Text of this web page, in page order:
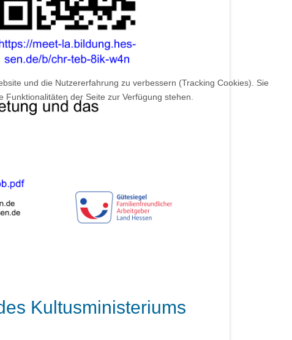
Kultusministeriums
und die Nutzererfahrung zu verbessern (Tracking Cookies). Sie
der Seite zur Verfügung stehen.